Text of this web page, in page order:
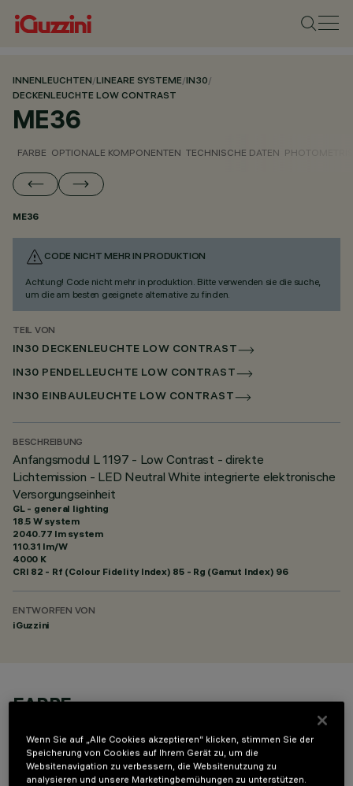
INNENLEUCHTEN/LINEARE SYSTEME/IN30/
DECKENLEUCHTE LOW CONTRAST
ME36
FARBE OPTIONALE KOMPONENTEN TECHNISCHE DATEN
ME36
CODE NICHT MEHR IN PRODUKTION
Achtung! Code nicht mehr in produktion. Bitte verwenden sie die suche,
um die am besten geeignete alternative zu finden.
TEIL VON
IN30 DECKENLEUCHTE LOW CONTRAST
IN30 PENDELLEUCHTE LOW CONTRAST
IN30 EINBAULEUCHTE LOW CONTRAST
BESCHREIBUNG
Anfangsmodul L 1197 - Low Contrast - direkte
Lichtemission - LED Neutral White integrierte elektronische
Versorgungseinheit
GL - general lighting
18.5 W system
2040.77 lm system
110.31 lm/W
4000 K
CRI 82 - Rf (Colour Fidelity Index) 85 - Rg (Gamut Index) 96
ENTWORFEN VON
iGuzzini
FARBE
Wenn Sie auf „Alle Cookies akzeptieren“ klicken, stimmen Sie der
Speicherung von Cookies auf Ihrem Gerät zu, um die
Websitenavigation zu verbessern, die Websitenutzung zu
analysieren und unsere Marketingbemühungen zu unterstützen.